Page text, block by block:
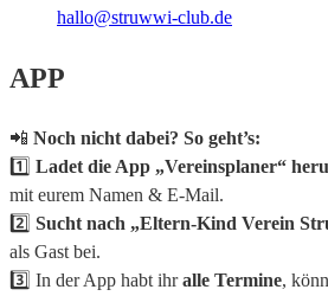
hallo@struwwi-club.de
APP
📲 Noch nicht dabei? So geht’s:
1️⃣ Ladet die App „Vereinsplaner“
mit eurem Namen & E-Mail.
2️⃣ Sucht nach „Eltern-Kind Verein
als Gast bei.
3️⃣ In der App habt ihralle Termine,